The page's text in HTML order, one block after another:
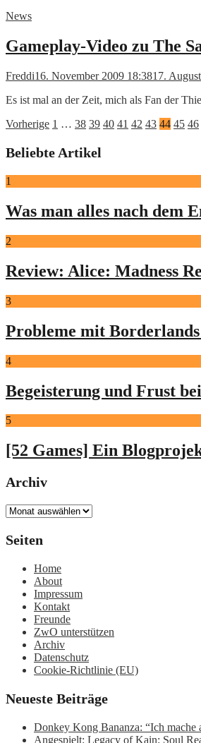
News
Gameplay-Video zu The
Freddi16. November 2009 18:3817.
Es ist mal an der Zeit, mich als Fan der
Seitennummerierung
der
Vorherige 1 … 38 39 40 41 42 43 44 45 46
Beliebte Artikel
1
Was man alles nach dem
2
Review: Alice: Madness
3
Probleme mit
4
Begeisterung und Frust
5
[52 Games] Ein
Archiv
Archiv
Seiten
Home
About
Impressum
Kontakt
Freunde
ZwO unterstützen
Archiv
Datenschutz
Cookie-Richtlinie (EU)
Neueste Beiträge
Donkey Kong Bananza: “Ich mache
Angespielt: Legacy of Kain: Soul